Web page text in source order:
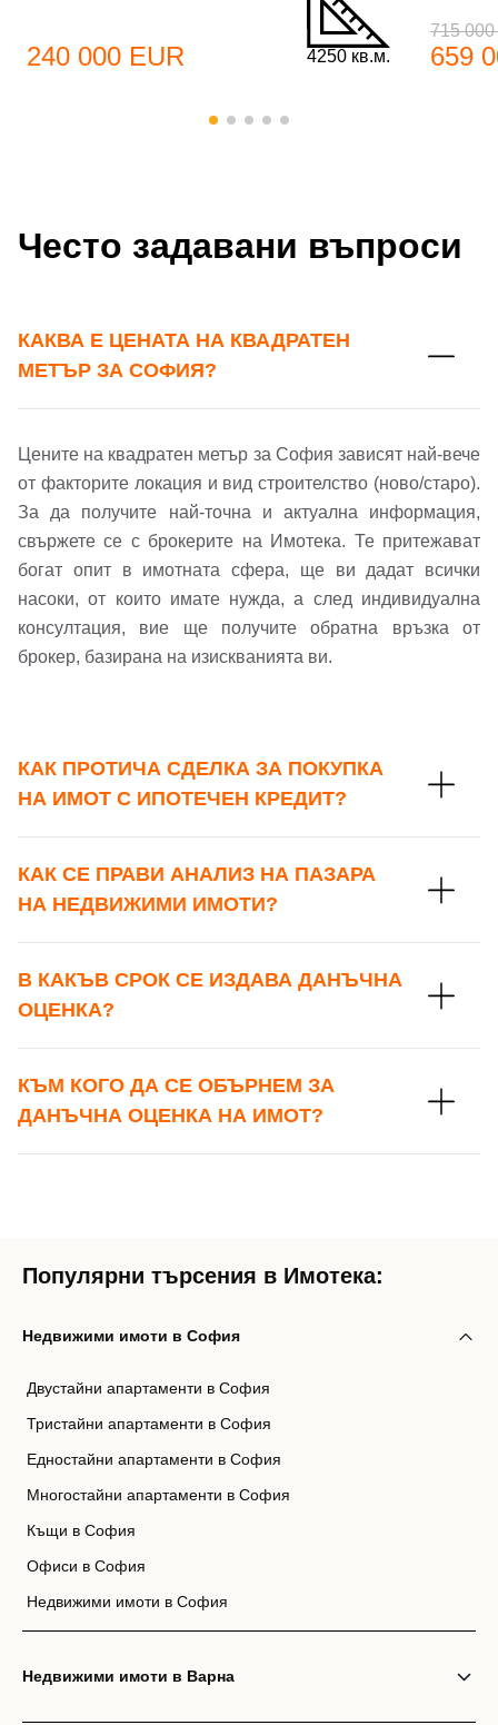
Имейл Адрес
Парола
Забравена парола?
Вход
Вход като гост
240 000 EUR 4250 кв.м.
715
659
Често задавани въпроси
КАКВА Е ЦЕНАТА НА КВАДРАТЕН
МЕТЪР ЗА СОФИЯ?
Цените на квадратен метър за София зависят най-вече
от факторите локация и вид строителство (ново/старо).
За да получите най-точна и актуална информация,
свържете се с брокерите на Имотека. Те притежават
богат опит в имотната сфера, ще ви дадат всички
насоки, от които имате нужда, а след индивидуална
консултация, вие ще получите обратна връзка от
брокер, базирана на изискванията ви.
КАК ПРОТИЧА СДЕЛКА ЗА ПОКУПКА
НА ИМОТ С ИПОТЕЧЕН КРЕДИТ?
КАК СЕ ПРАВИ АНАЛИЗ НА ПАЗАРА
НА НЕДВИЖИМИ ИМОТИ?
В КАКЪВ СРОК СЕ ИЗДАВА ДАНЪЧНА
ОЦЕНКА?
КЪМ КОГО ДА СЕ ОБЪРНЕМ ЗА
ДАНЪЧНА ОЦЕНКА НА ИМОТ?
Телефон*
▼
се обадим възможно най-бързо.
Популярни търсения в Имотека:
Недвижими имоти в София
Двустайни апартаменти в София
Тристайни апартаменти в София
Едностайни апартаменти в София
Многостайни апартаменти в София
Къщи в София
Офиси в София
Недвижими имоти в София
Недвижими имоти в Варна